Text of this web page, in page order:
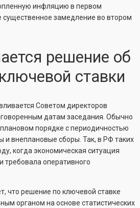
инфляцию в первом
существенное замедление во втором
решение об
ставки
Советом директоров
датам заседания. Обычно
порядке с периодичностью
и внеплановые сборы. Так, в РФ таких
когда экономическая ситуация
требовала оперативного
что решение по ключевой ставке
органом на основе статистических